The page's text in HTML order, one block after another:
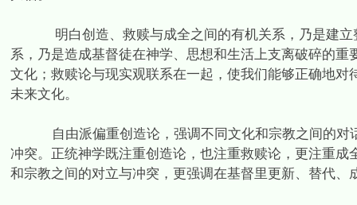
明白创造、救赎与成全之间的有机关系，乃是建
系，乃是造成基督徒在神学、思想和生活上支离破碎的
文化；救赎论与现实观联系在一起，使我们能够正确地
未来文化。
自由派偏重创造论，强调不同文化和宗教之间的
冲突。正统神学既注重创造论，也注重救赎论，更注重
和宗教之间的对立与冲突，更强调在基督里更新、替代、